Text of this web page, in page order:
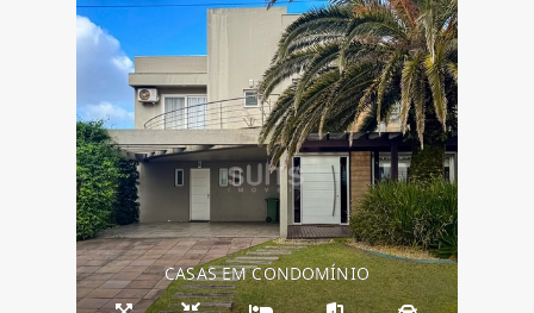
CASAS EM CONDOMÍNIO